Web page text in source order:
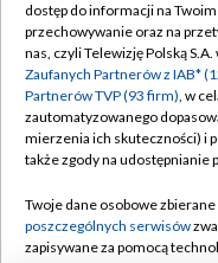
Abonament TVP
Emisja w TVP
Centrum informacji
Naziemna Telewizja
Rada Programowa
dostęp do informacji na
przechowywanie oraz na
nas, czyli Telewizję Polską
Zaufanych Partnerów z IAB*
Partnerów TVP (93 firm), w
zautomatyzowanego
mierzenia ich skuteczności) i
także zgody na udostępnianie
Twoje dane osobowe
poszczególnych serwisów
zapisywane za pomocą